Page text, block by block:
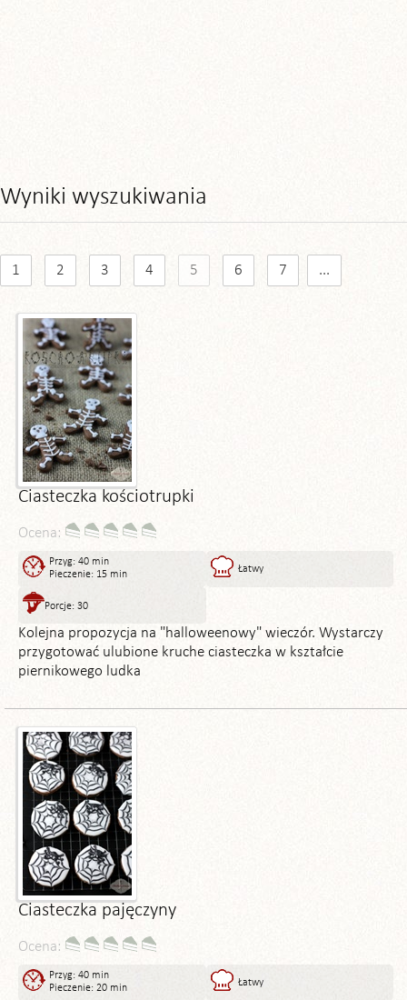
Wyniki wyszukiwania
1 2 3 4 5 6 7 ...
Ciasteczka kościotrupki
Ocena:
Przyg: 40 min
Pieczenie: 15 min
Łatwy
Porcje: 30
Kolejna propozycja na "halloweenowy" wieczór. Wystarczy
przygotować ulubione kruche ciasteczka w kształcie
piernikowego ludka
Ciasteczka pajęczyny
Ocena:
Przyg: 40 min
Pieczenie: 20 min
Łatwy